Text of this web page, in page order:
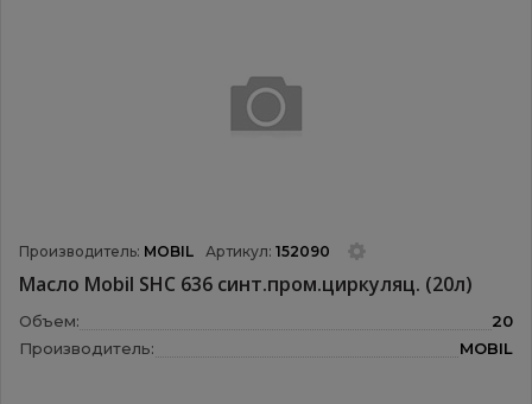
Производитель: MOBIL Артикул: 152090
Масло Mobil SHC 636 синт.пром.циркуляц. (20л)
Объем:
20
Производитель:
MOBIL